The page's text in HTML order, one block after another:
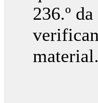
236.º
material.